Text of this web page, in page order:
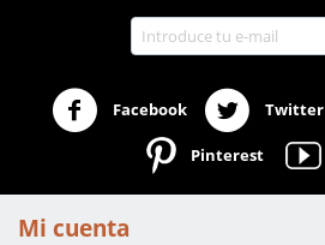
Facebook Twitter
Pinterest
Mi cuenta